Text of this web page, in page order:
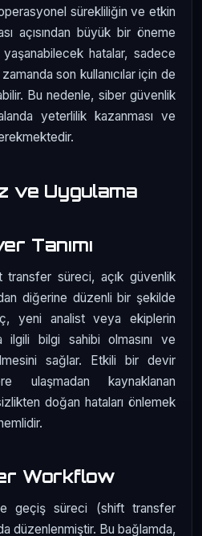
sürekliliğin ve etkin
açısından büyük bir öneme
hatalar, sadece
son kullanıcılar için de
Bu nedenle, siber güvenlik
yeterlilik kazanması ve
ve Uygulama
Tanımı
süreci, açık güvenlik
diğerine düzenli bir şekilde
yeni analist veya ekiplerin
ilgili bilgi sahibi olmasını ve
sağlar. Etkili bir devir
ulaşmadan kaynaklanan
doğan hataları önlemek
Workflow
geçiş süreci (shift transfer
düzenlenmiştir. Bu bağlamda,